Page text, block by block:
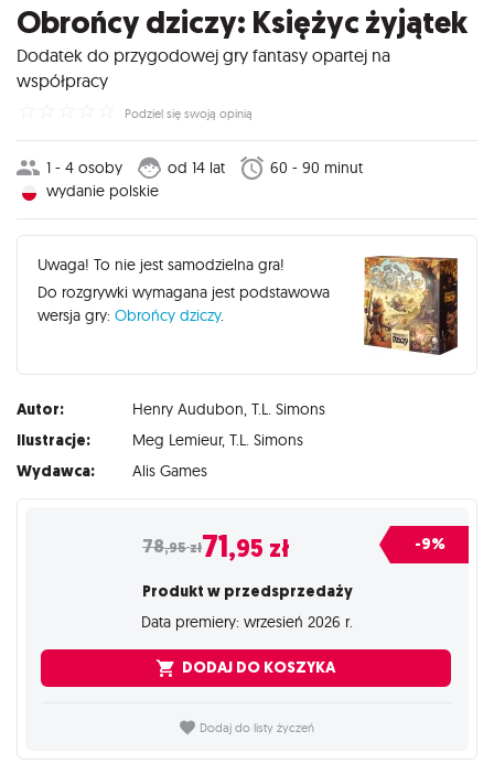
Obrońcy dziczy: Księżyc żyjątek
Dodatek do przygodowej gry fantasy opartej na
współpracy
Podziel się swoją opinią
1 - 4 osoby od 14 lat
60 - 90 minut
wydanie polskie
Uwaga! To nie jest samodzielna gra!
Do rozgrywki wymagana jest podstawowa
wersja gry: Obrońcy dziczy.
Autor: Henry Audubon, T.L. Simons
Ilustracje: Meg Lemieur, T.L. Simons
Wydawca: Alis Games
78,95zł71,95 zł -9%
Produkt w przedsprzedaży
Data premiery: wrzesień 2026 r.
DODAJ DO KOSZYKA
Dodaj do listy życzeń